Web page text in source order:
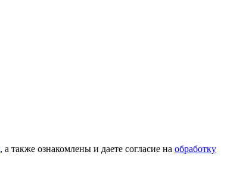
, а также ознакомлены и даете согласие на обработку